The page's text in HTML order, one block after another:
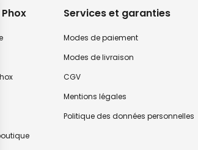
Services et garanties
Modes de paiement
Modes de livraison
CGV
Mentions légales
Politique des données personnelles